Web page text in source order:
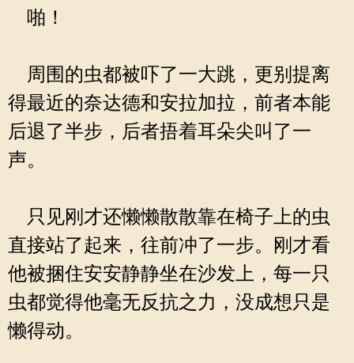
啪！
周围的虫都被吓了一大跳，更别提离
得最近的奈达德和安拉加拉，前者本能
后退了半步，后者捂着耳朵尖叫了一
声。
只见刚才还懒懒散散靠在椅子上的虫
直接站了起来，往前冲了一步。刚才看
他被捆住安安静静坐在沙发上，每一只
虫都觉得他毫无反抗之力，没成想只是
懒得动。